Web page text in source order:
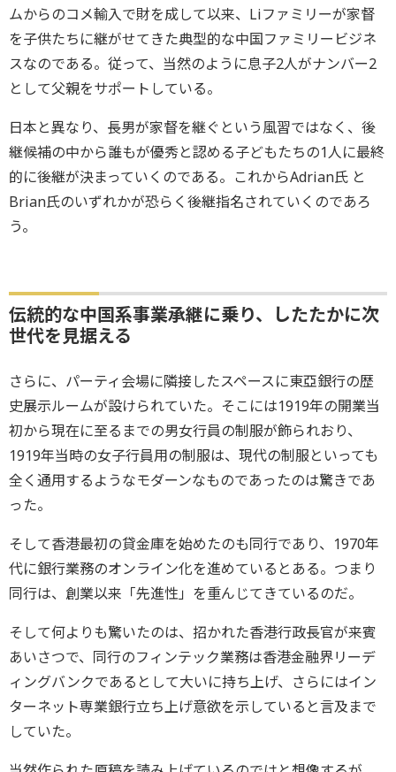
ムからのコメ輸入で財を成して以来、Liファミリーが家督
を子供たちに継がせてきた典型的な中国ファミリービジネ
スなのである。従って、当然のように息子2人がナンバー2
として父親をサポートしている。
日本と異なり、長男が家督を継ぐという風習ではなく、後
継候補の中から誰もが優秀と認める子どもたちの1人に最終
的に後継が決まっていくのである。これからAdrian氏 と
Brian氏のいずれかが恐らく後継指名されていくのであろ
う。
伝統的な中国系事業承継に乗り、したたかに次
世代を見据える
さらに、パーティ会場に隣接したスペースに東亞銀行の歴
史展示ルームが設けられていた。そこには1919年の開業当
初から現在に至るまでの男女行員の制服が飾られおり、
1919年当時の女子行員用の制服は、現代の制服といっても
全く通用するようなモダーンなものであったのは驚きであ
った。
そして香港最初の貸金庫を始めたのも同行であり、1970年
代に銀行業務のオンライン化を進めているとある。つまり
同行は、創業以来「先進性」を重んじてきているのだ。
そして何よりも驚いたのは、招かれた香港行政長官が来賓
あいさつで、同行のフィンテック業務は香港金融界リーデ
ィングバンクであるとして大いに持ち上げ、さらにはイン
ターネット専業銀行立ち上げ意欲を示していると言及まで
していた。